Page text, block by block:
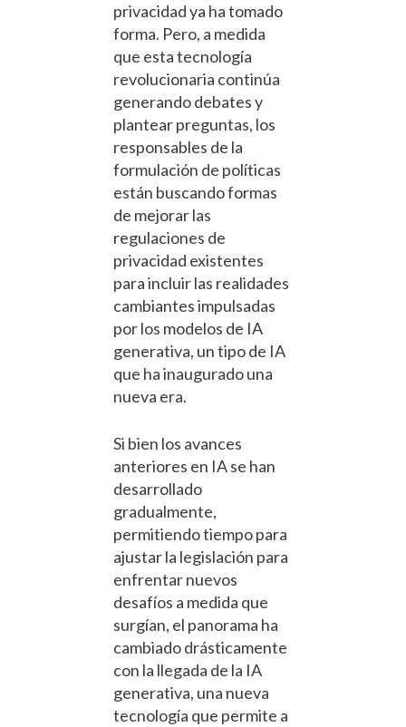
privacidad ya ha tomado
forma. Pero, a medida
que esta tecnología
revolucionaria continúa
generando debates y
plantear preguntas, los
responsables de la
formulación de políticas
están buscando formas
de mejorar las
regulaciones de
privacidad existentes
para incluir las realidades
cambiantes impulsadas
por los modelos de IA
generativa, un tipo de IA
que ha inaugurado una
nueva era.
Si bien los avances
anteriores en IA se han
desarrollado
gradualmente,
permitiendo tiempo para
ajustar la legislación para
enfrentar nuevos
desafíos a medida que
surgían, el panorama ha
cambiado drásticamente
con la llegada de la IA
generativa, una nueva
tecnología que permite a